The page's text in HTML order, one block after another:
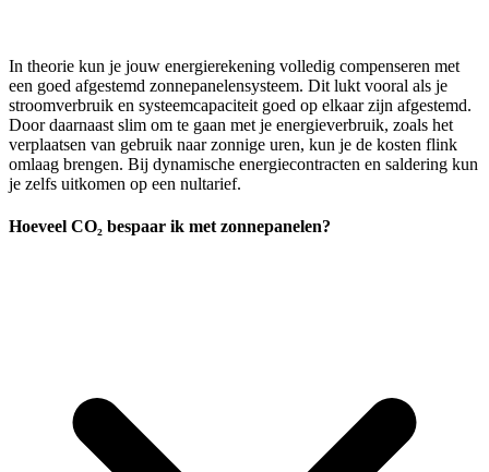
In theorie kun je jouw energierekening volledig compenseren met
een goed afgestemd zonnepanelensysteem. Dit lukt vooral als je
stroomverbruik en systeemcapaciteit goed op elkaar zijn afgestemd.
Door daarnaast slim om te gaan met je energieverbruik, zoals het
verplaatsen van gebruik naar zonnige uren, kun je de kosten flink
omlaag brengen. Bij dynamische energiecontracten en saldering kun
je zelfs uitkomen op een nultarief.
Hoeveel CO₂ bespaar ik met zonnepanelen?